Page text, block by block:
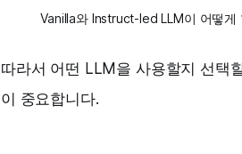
Vanilla와 Instruct-led LLM이 어떻
따라서 어떤 LLM을 사용할지 선택
이 중요합니다.